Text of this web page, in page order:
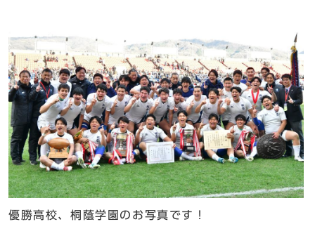
優勝高校、桐蔭学園のお写真です！